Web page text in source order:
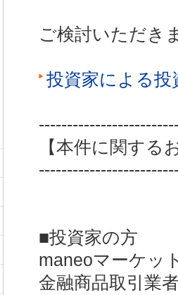
ご検討いただき
投資家による
【本件に関する
■投資家の方
maneoマーケッ
金融商品取引業